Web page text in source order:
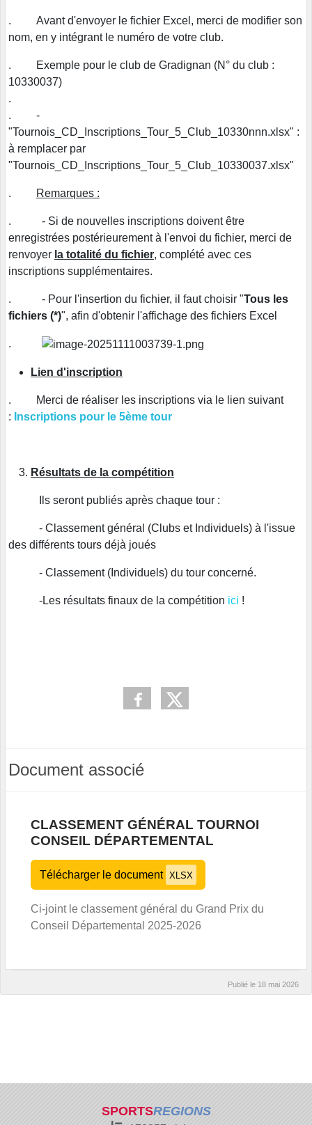
. Avant d'envoyer le fichier Excel, merci de modifier son
nom, en y intégrant le numéro de votre club.
. Exemple pour le club de Gradignan (N° du club :
10330037)
.
. -
"Tournois_CD_Inscriptions_Tour_5_Club_10330nnn.xlsx" :
à remplacer par
"Tournois_CD_Inscriptions_Tour_5_Club_10330037.xlsx"
. Remarques :
. - Si de nouvelles inscriptions doivent être
enregistrées postérieurement à l'envoi du fichier, merci de
renvoyer la totalité du fichier, complété avec ces
inscriptions supplémentaires.
. - Pour l'insertion du fichier, il faut choisir "Tous les
fichiers (*)", afin d'obtenir l'affichage des fichiers Excel
.
Lien d'inscription
. Merci de réaliser les inscriptions via le lien suivant
: Inscriptions pour le 5ème tour
Résultats de la compétition
Ils seront publiés après chaque tour :
- Classement général (Clubs et Individuels) à l'issue
des différents tours déjà joués
- Classement (Individuels) du tour concerné.
-Les résultats finaux de la compétition ici !
Document associé
CLASSEMENT GÉNÉRAL TOURNOI
CONSEIL DÉPARTEMENTAL
Télécharger le document XLSX
Ci-joint le classement général du Grand Prix du
Conseil Départemental 2025-2026
Publié le 18 mai 2026
SPORTSREGIONS